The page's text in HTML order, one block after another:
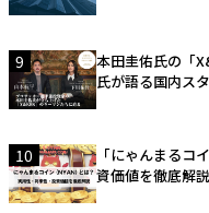
9
本田圭佑氏の「
氏が語る国内ス
10
「にゃんまるコ
資価値を徹底解説